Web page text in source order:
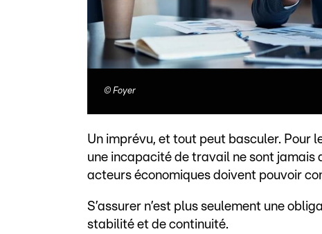
© Foyer
Un imprévu, et tout peut basculer. Pour
une incapacité de travail ne sont jamais
acteurs économiques doivent pouvoir
S’assurer n’est plus seulement une
stabilité et de continuité.